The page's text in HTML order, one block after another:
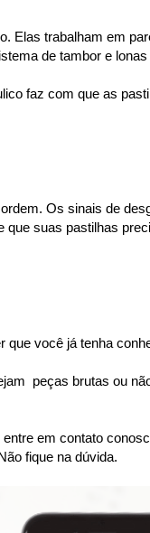
Elas trabalham em
de tambor e
faz com que as
Os sinais de
suas pastilhas
você já tenha
peças brutas ou
em contato
fique na dúvida.